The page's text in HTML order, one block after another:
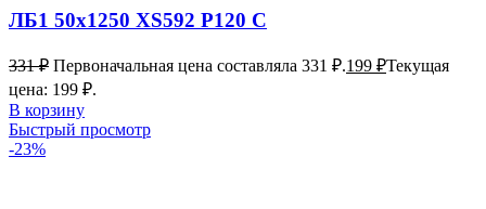
ЛБ1 50х1250 XS592 P120 C
331₽ Первоначальная цена составляла 331 ₽.199 ₽Текущая
цена: 199 ₽.
В корзину
Быстрый просмотр
-23%